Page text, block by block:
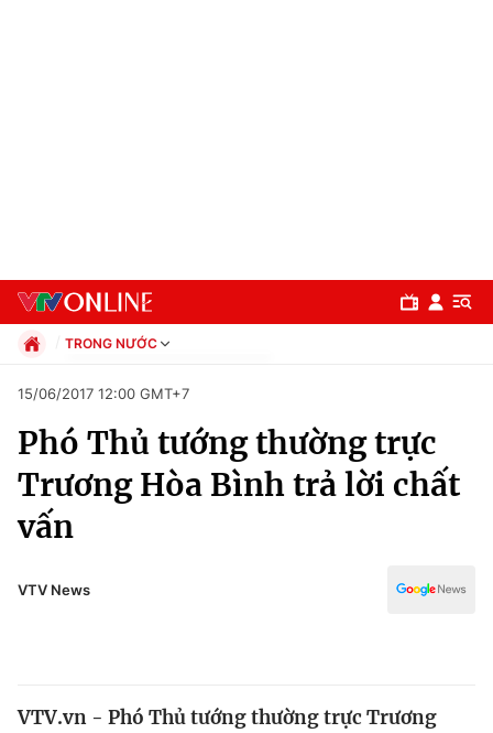
Chuyên mục
Chính trị
TRONG NƯỚC
Xã hội
Pháp luật
Thể thao
15/06/2017 12:00 GMT+7
Phó Thủ tướng thường trực
Trương Hòa Bình trả lời chất
vấn
VTV News
VTV.vn - Phó Thủ tướng thường trực Trương